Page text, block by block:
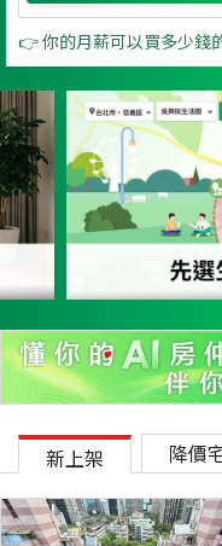
👉 你的月薪可以買多少錢
新上架 降價